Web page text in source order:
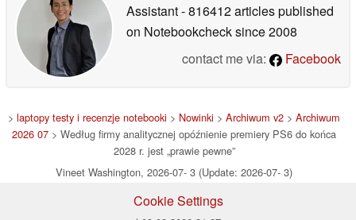
Assistant- 816412 articles published
on Notebookchecksince 2008
contact me via:
Facebook
> laptopy testy i recenzje notebooki > Nowinki > Archiwum v2 > Archiwum
2026 07 > Według firmy analitycznej opóźnienie premiery PS6 do końca
2028 r. jest „prawie pewne”
Vineet Washington, 2026-07- 3 (Update: 2026-07- 3)
Cookie Settings